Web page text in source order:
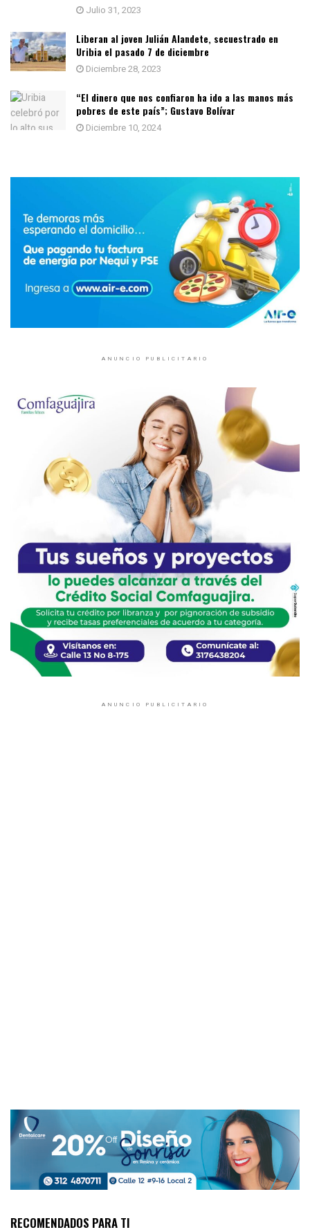
Julio 31, 2023
Liberan al joven Julián Alandete, secuestrado en
Uribia el pasado 7 de diciembre
Diciembre 28, 2023
“El dinero que nos confiaron ha ido a las manos más
pobres de este país”; Gustavo Bolívar
Diciembre 10, 2024
ANUNCIO PUBLICITARIO
ANUNCIO PUBLICITARIO
RECOMENDADOS PARA TI